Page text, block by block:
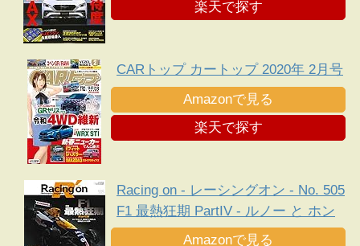
楽天で探す
CARトップ カートップ 2020年 2月号
Amazonで見る
楽天で探す
Racing on - レーシングオン - No. 505
F1 最熱狂期 PartIV - ルノー と ホン
ダ 、新規定下に勃発した熾烈な エン
Amazonで見る